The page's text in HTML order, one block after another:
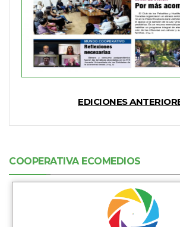
EDICIONES
COOPERATIVA ECOMEDIOS